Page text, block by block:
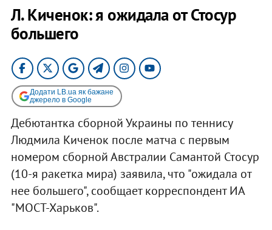
Л. Киченок: я ожидала от Стосур
большего
Додати LB.ua як бажане
джерело в Google
Дебютантка сборной Украины по теннису
Людмила Киченок после матча с первым
номером сборной Австралии Самантой Стосур
(10-я ракетка мира) заявила, что "ожидала от
нее большего", сообщает корреспондент ИА
"МОСТ-Харьков".